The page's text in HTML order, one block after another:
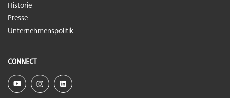
Historie
Presse
Unternehmenspolitik
CONNECT